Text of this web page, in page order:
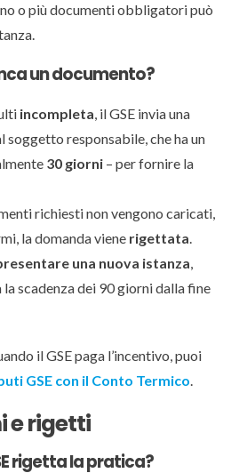
o più documenti obbligatori può
un documento?
incompleta , il GSE invia una
soggetto responsabile, che ha un
30 giorni– per fornire la
richiesti non vengono caricati,
la domanda viene rigettata
una nuova istanza
scadenza dei 90 giorni dalla fine
il GSE paga l’incentivo, puoi
GSE con il Conto Termico
e rigetti
rigetta la pratica?